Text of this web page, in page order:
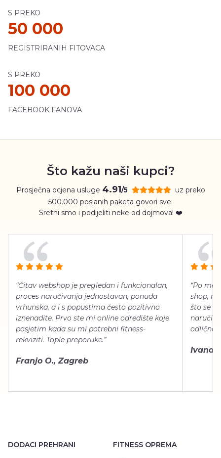
S PREKO
50 000
REGISTRIRANIH FITOVACA
S PREKO
100 000
FACEBOOK FANOVA
Što kažu naši kupci?
Prosječna ocjena usluge 4.91/5
uz preko
500.000 poslanih paketa govori sve.
Sretni smo i podijeliti neke od dojmova! ❤️
“Čitav webshop je pregledan i funkcionalan,
proces naručivanja jednostavan, ponuda
vrhunska, a i s popustima često pozitivno
iznenadite. Prvo ste mi online odredište koje
posjetim kada su mi potrebni fitness-
rekviziti. Tople preporuke.”
Franjo O., Zagreb
“Po
shop,
što se
naručiti,
odlično
Ivana
DODACI PREHRANI FITNESS OPREMA